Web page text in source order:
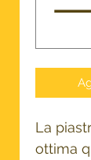
La
ottima